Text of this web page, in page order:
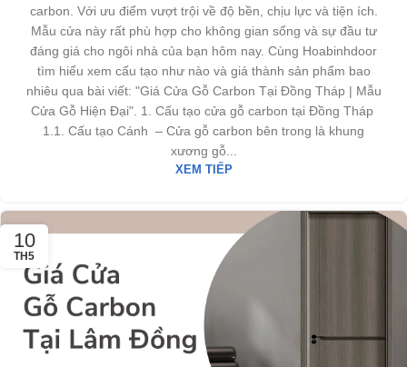
carbon. Với ưu điểm vượt trội về độ bền, chịu lực và tiện ích.
Mẫu cửa này rất phù hợp cho không gian sống và sự đầu tư
đáng giá cho ngôi nhà của bạn hôm nay. Cùng Hoabinhdoor
tìm hiểu xem cấu tạo như nào và giá thành sản phẩm bao
nhiêu qua bài viết: "Giá Cửa Gỗ Carbon Tại Đồng Tháp | Mẫu
Cửa Gỗ Hiện Đại". 1. Cấu tạo cửa gỗ carbon tại Đồng Tháp
1.1. Cấu tạo Cánh – Cửa gỗ carbon bên trong là khung
xương gỗ...
XEM TIẾP
10
TH5